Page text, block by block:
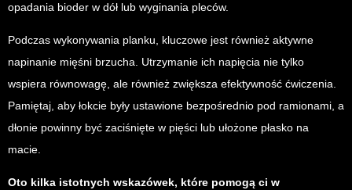
opadania bioder w dół lub wyginania pleców.
Podczas wykonywania planku, kluczowe jest również aktywne
napinanie mięśni brzucha. Utrzymanie ich napięcia nie tylko
wspiera równowagę, ale również zwiększa efektywność ćwiczenia.
Pamiętaj, aby łokcie były ustawione bezpośrednio pod ramionami, a
dłonie powinny być zaciśnięte w pięści lub ułożone płasko na
macie.
Oto kilka istotnych wskazówek, które pomogą ci w